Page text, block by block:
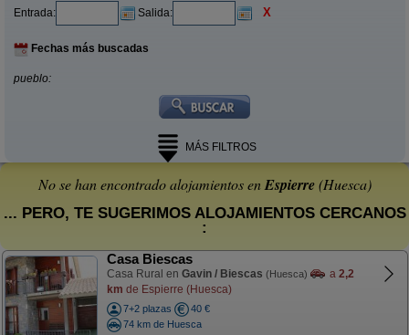
Entrada: Salida: X
Fechas más buscadas
pueblo:
MÁS FILTROS
No se han encontrado alojamientos enEspierre(Huesca)
... PERO, TE SUGERIMOS ALOJAMIENTOS CERCANOS
:
Casa Biescas
Casa Rural en Gavin / Biescas (Huesca) a 2,2
km de Espierre (Huesca)
7+2 plazas
40 €
74 km de Huesca